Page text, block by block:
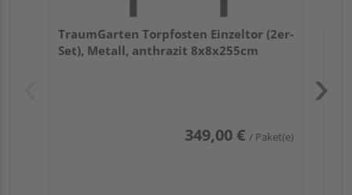
TraumGarten Torpfosten Einzeltor (2er-
Set), Metall, anthrazit 8x8x255cm
349,00 € / Paket(e)